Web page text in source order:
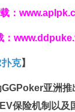
：
：
克】
GGPoker亚洲推
保险机制以及